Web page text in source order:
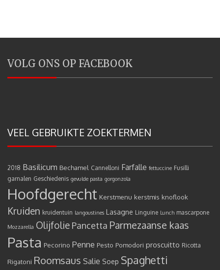
VOLG ONS OP FACEBOOK
VEEL GEBRUIKTE ZOEKTERMEN
2018 Basilicum Bechamel Cannelloni Farfalle fettuccine Fusilli
garnalen Geschiedenis gevulde pasta gorgonzola
Hoofdgerecht Kerstmenu kerstmis knoflook
Kruiden kruidentuin langoustines Lasagne Linguine Lunch mascarpone
Mozzarella Olijfolie Pancetta Parmezaanse kaas
Pasta Pecorino Penne Pesto Pomodori proscuitto Ricotta
Rigatoni Roomsaus Salie Soep Spaghetti